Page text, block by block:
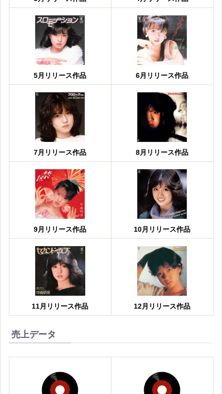
5月リリース作品 6月リリース作品
7月リリース作品 8月リリース作品
9月リリース作品 10月リリース作品
11月リリース作品 12月リリース作品
売上データ